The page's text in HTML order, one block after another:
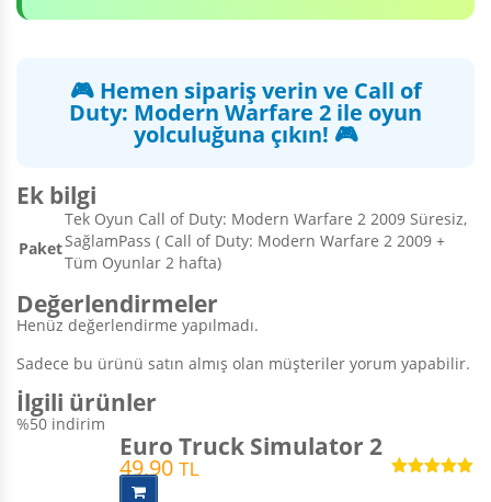
🎮 Hemen sipariş verin ve Call of
Duty: Modern Warfare 2 ile oyun
yolculuğuna çıkın! 🎮
Ek bilgi
Paket
Tek Oyun Call of Duty: Modern Warfare 2 2009 Süresiz,
SağlamPass ( Call of Duty: Modern Warfare 2 2009 +
Tüm Oyunlar 2 hafta)
Değerlendirmeler
Henüz değerlendirme yapılmadı.
Sadece bu ürünü satın almış olan müşteriler yorum yapabilir.
İlgili ürünler
%50 indirim
Euro Truck Simulator 2
49,90 TL